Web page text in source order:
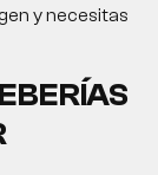
y necesitas